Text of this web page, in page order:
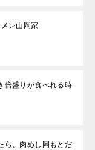
ン山岡家
倍盛りが食べれる時
ら、肉めし岡もとだ